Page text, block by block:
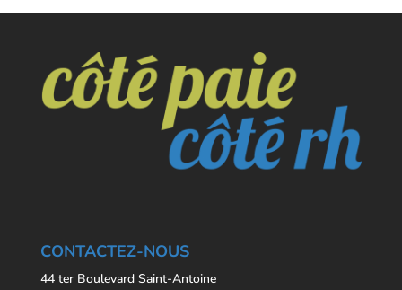
CONTACTEZ-NOUS
44 ter Boulevard Saint-Antoine